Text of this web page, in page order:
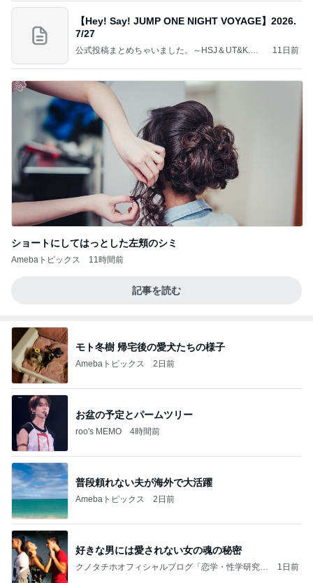
【Hey! Say! JUMP ONE NIGHT VOYAGE】2026.
7/27
公式投稿まとめちゃいました。～HSJ＆UT&K.O.
11日前
ショートにしてはっとした左頬のシミ
Amebaトピックス 11時間前
記事を読む
モト冬樹 帰宅後の愛犬たちの様子
Amebaトピックス 2日前
お盆の予定とパームツリー
roo's MEMO 4時間前
普段頼れない夫が海外で大活躍
Amebaトピックス 2日前
好きな男には愛されない女の魂の秘密
クノタチホオフィシャルブログ「恋学・性学研究
1日前